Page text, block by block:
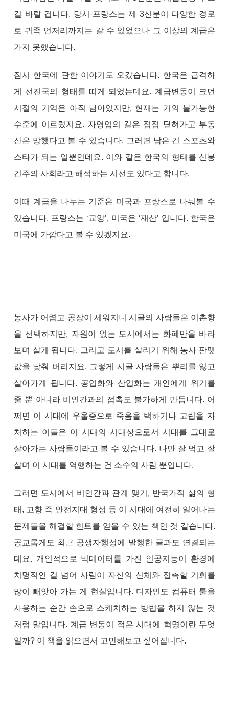
길 바랄 겁니다. 당시 프랑스는 제 3신분이 다양한 경로
로 귀족 언저리까지는 갈 수 있었으나 그 이상의 계급은
가지 못했습니다.
잠시 한국에 관한 이야기도 오갔습니다. 한국은 급격하
게 선진국의 형태를 띠게 되었는데요. 계급변동이 크던
시절의 기억은 아직 남아있지만, 현재는 거의 불가능한
수준에 이르렀지요. 자영업의 길은 점점 닫혀가고 부동
산은 망했다고 볼 수 있습니다. 그러면 남은 건 스포츠와
스타가 되는 일뿐인데요. 이와 같은 한국의 형태를 신봉
건주의 사회라고 해석하는 시선도 있다고 합니다.
이때 계급을 나누는 기준은 미국과 프랑스로 나눠볼 수
있습니다. 프랑스는 ‘교양’, 미국은 ‘재산’ 입니다. 한국은
미국에 가깝다고 볼 수 있겠지요.
농사가 어렵고 공장이 세워지니 시골의 사람들은 이촌향
을 선택하지만, 자원이 없는 도시에서는 화폐만을 바라
보며 살게 됩니다. 그리고 도시를 살리기 위해 농사 판맷
값을 낮춰 버리지요. 그렇게 시골 사람들은 뿌리를 잃고
살아가게 됩니다. 공업화와 산업화는 개인에게 위기를
줄 뿐 아니라 비인간과의 접촉도 불가하게 만듭니다. 어
쩌면 이 시대에 우울증으로 죽음을 택하거나 고립을 자
처하는 이들은 이 시대의 시대상으로서 시대를 그대로
살아가는 사람들이라고 볼 수 있습니다. 나만 잘 먹고 잘
살며 이 시대를 역행하는 건 소수의 사람 뿐입니다.
그러면 도시에서 비인간과 관계 맺기, 반국가적 삶의 형
태, 고향 즉 안전지대 형성 등 이 시대에 여전히 일어나는
문제들을 해결할 힌트를 얻을 수 있는 책인 것 같습니다.
공교롭게도 최근 공생자행성에 발행한 글과도 연결되는
데요. 개인적으로 빅데이터를 가진 인공지능이 환경에
치명적인 걸 넘어 사람이 자신의 신체와 접촉할 기회를
많이 빼앗아 가는 게 현실입니다. 디자인도 컴퓨터 툴을
사용하는 순간 손으로 스케치하는 방법을 하지 않는 것
처럼 말입니다. 계급 변동이 적은 시대에 혁명이란 무엇
일까? 이 책을 읽으면서 고민해보고 싶어집니다.